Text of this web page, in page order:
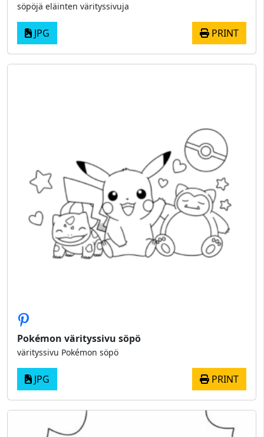
söpöjä eläinten värityssivuja
JPG PRINT
Pokémon värityssivu söpö
värityssivu Pokémon söpö
JPG PRINT